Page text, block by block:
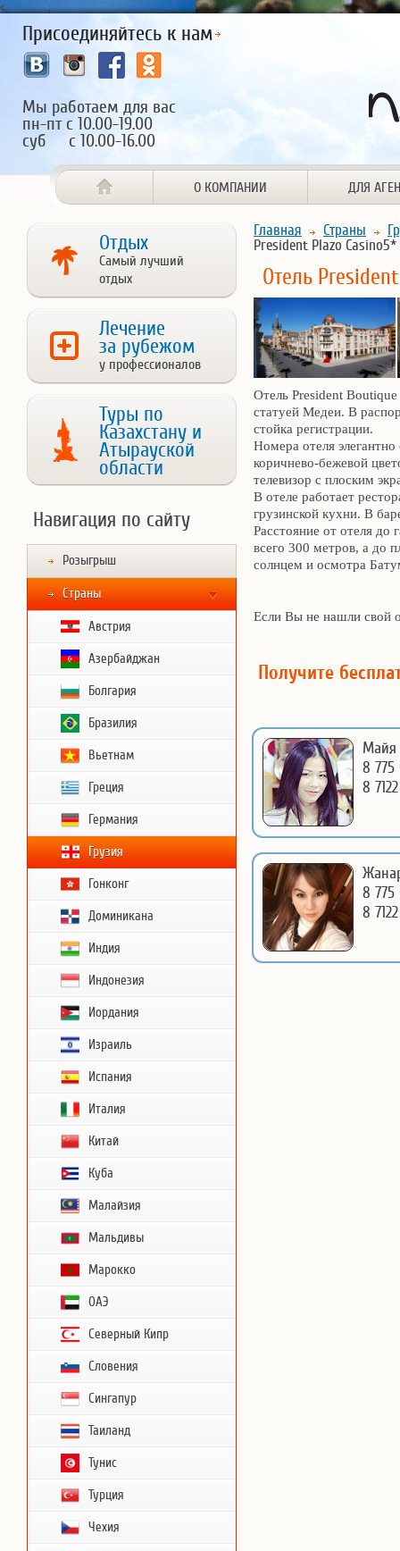
<
Присоединяйтесь к нам
Мы работаем для вас
пн-пт с 10.00-19.00
суб с 10.00-16.00
О КОМПАНИИ ДЛЯ
Отдых
Самый лучший
отдых
Лечение
за рубежом
у профессионалов
Туры по
Казахстану и
Атырауской
области
Навигация по сайту
Розыгрыш
Страны
Австрия
Азербайджан
Болгария
Бразилия
Вьетнам
Греция
Германия
Грузия
Гонконг
Доминикана
Индия
Индонезия
Иордания
Израиль
Испания
Италия
Китай
Куба
Малайзия
Мальдивы
Марокко
ОАЭ
Северный Кипр
Словения
Сингапур
Таиланд
Тунис
Турция
Чехия
Главная Страны
President Plazo Casino5*
Отель
Отель President
статуей Медеи. В
стойка регистрации.
Номера отеля
коричнево-бежевой
телевизор с плоским
В отеле работает
грузинской кухни. В
Расстояние от отеля до
всего 300 метров, а до
солнцем и осмотра
Если Вы не нашли свой
Получите
Майя
8 775
8
8 775
8